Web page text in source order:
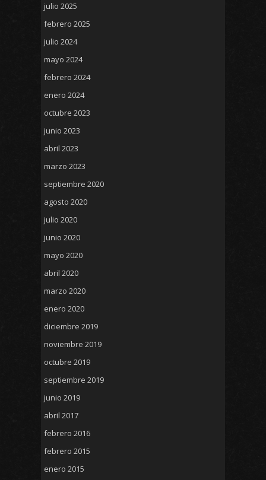
julio 2025
febrero 2025
julio 2024
mayo 2024
febrero 2024
enero 2024
octubre 2023
junio 2023
abril 2023
marzo 2023
septiembre 2020
agosto 2020
julio 2020
junio 2020
mayo 2020
abril 2020
marzo 2020
enero 2020
diciembre 2019
noviembre 2019
octubre 2019
septiembre 2019
junio 2019
abril 2017
febrero 2016
febrero 2015
enero 2015